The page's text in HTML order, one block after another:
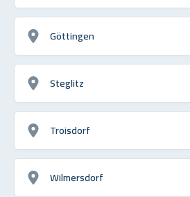
Göttingen
Steglitz
Troisdorf
Wilmersdorf